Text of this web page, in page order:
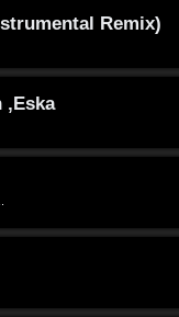
Remix)
,Eska